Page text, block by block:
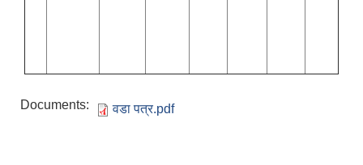
Documents: वडा पत्र.pdf